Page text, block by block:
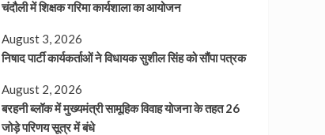
चंदौली में शिक्षक गरिमा कार्यशाला का आयोजन
August 3, 2026
निषाद पार्टी कार्यकर्ताओं ने विधायक सुशील सिंह को सौंपा पत्रक
August 2, 2026
बरहनी ब्लॉक में मुख्यमंत्री सामूहिक विवाह योजना के तहत 26
जोड़े परिणय सूत्र में बंधे